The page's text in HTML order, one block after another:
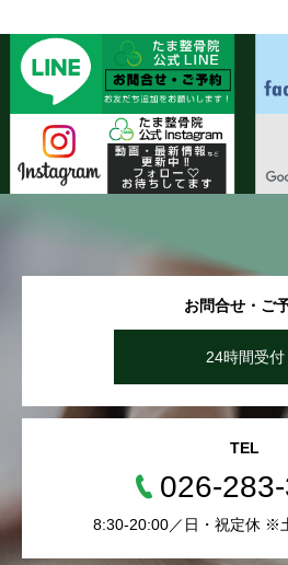
お問合せ・ご
24時間受付
TEL
026-
8:30-20:00／日・祝定休 ※